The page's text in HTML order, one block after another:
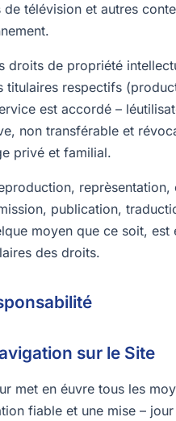
de télévision et autres
droits de propriété
titulaires respectifs
est accordé –
non transférable et
privé et familial.
publication,
moyen que ce soit,
des droits.
sur le Site
met en éuvre tous les
fiable et une mise –